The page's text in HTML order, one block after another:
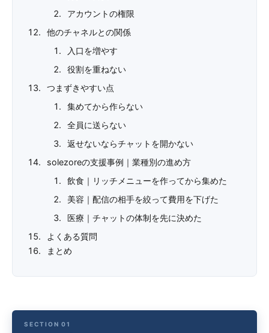
アカウントの権限
他のチャネルとの関係
入口を増やす
役割を重ねない
つまずきやすい点
集めてから作らない
全員に送らない
返せないならチャットを開かない
solezoreの支援事例｜業種別の進め方
飲食｜リッチメニューを作ってから集めた
美容｜配信の相手を絞って費用を下げた
医療｜チャットの体制を先に決めた
よくある質問
まとめ